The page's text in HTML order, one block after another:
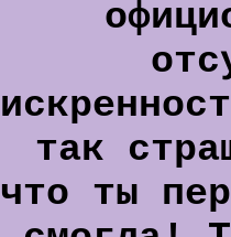
так
что ты